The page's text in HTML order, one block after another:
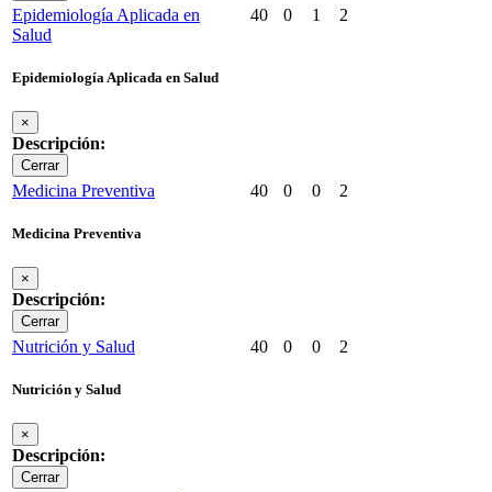
Epidemiología Aplicada en
Salud
Epidemiología Aplicada en Salud
×
Descripción:
Cerrar
40 0 1 2
Medicina Preventiva
Medicina Preventiva
×
Descripción:
Cerrar
40 0 0 2
Nutrición y Salud
Nutrición y Salud
×
Descripción:
Cerrar
40 0 0 2